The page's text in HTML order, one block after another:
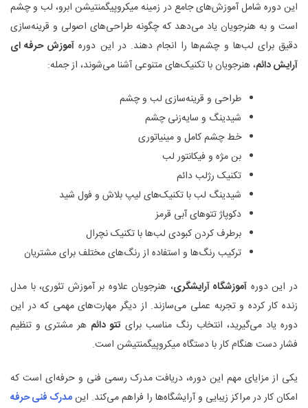
این دوره شامل آموزش‌های جامع در زمینه میکروپیگمنتیشن ابرو، لب و چشم
است و به هنرجویان یاد می‌دهد که چگونه طراحی‌های اصولی و قرینه‌سازی
دقیق برای لب‌ها و چشم‌ها را انجام دهند. در این دوره آموزش حرفه ای
آرایش دائم، هنرجویان با تکنیک‌های متنوعی آشنا می‌شوند، از جمله:
طراحی و قرینه‌سازی لب و چشم
شیدینگ و سایه‌زنی چشم
خط چشم کامل و مینیاتوری
بن مژه و فیکانتور لب
تکنیک رژلب دائم
شیدینگ لب با تکنیک‌های لیپ بلاش و فول شید
دکوپاژ تتوهای آبی قرمز
برطرف کردن کبودی لب‌ها با تکنیک نچرال
ترکیب رنگ‌ها و استفاده از رنگ‌های مختلف برای مشتریان
در این دوره آموزشگاه آرایشگری، هنرجویان علاوه بر آموزش تئوری، با مدل
زنده کار کرده و تجربه عملی می‌سازند. از دیگر مهارت‌های مهمی که در این
دوره یاد می‌گیرید، انتخاب رنگ مناسب برای تتو دائم هر مشتری و تنظیم
فشار دست هنگام کار با دستگاه میکروپیگمنتیشن است.
یکی از مزایای مهم این دوره، دریافت مدرک رسمی فنی و حرفه‌ای است که
امکان کار در مراکز زیبایی و آرایشگاه‌ها را فراهم می‌کند. اینمدرک فنی حرفه